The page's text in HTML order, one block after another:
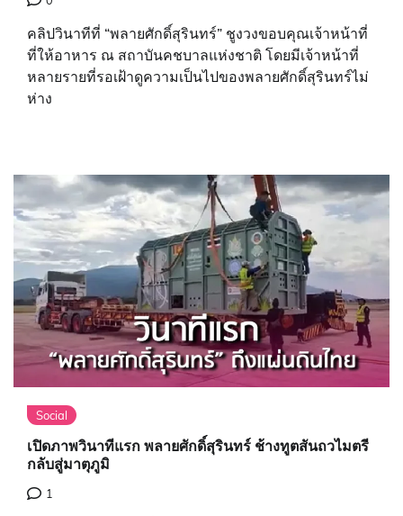
คลิปวินาทีที่ “พลายศักดิ์สุรินทร์” ชูงวงขอบคุณเจ้าหน้าที่
ที่ให้อาหาร ณ สถาบันคชบาลแห่งชาติ โดยมีเจ้าหน้าที่
หลายรายที่รอเฝ้าดูความเป็นไปของพลายศักดิ์สุรินทร์ไม่
ห่าง
Social
เปิดภาพวินาทีแรก พลายศักดิ์สุรินทร์ ช้างทูตสันถวไมตรี
กลับสู่มาตุภูมิ
1